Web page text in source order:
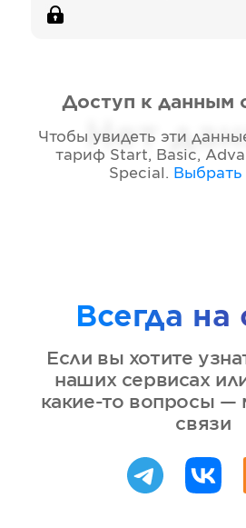
Нет
Доступ к данным
Чтобы увидеть эти
тариф Start, Basic,
Special .
Всегда на
Если вы хотите
наших сервисах
какие-то вопросы —
связи